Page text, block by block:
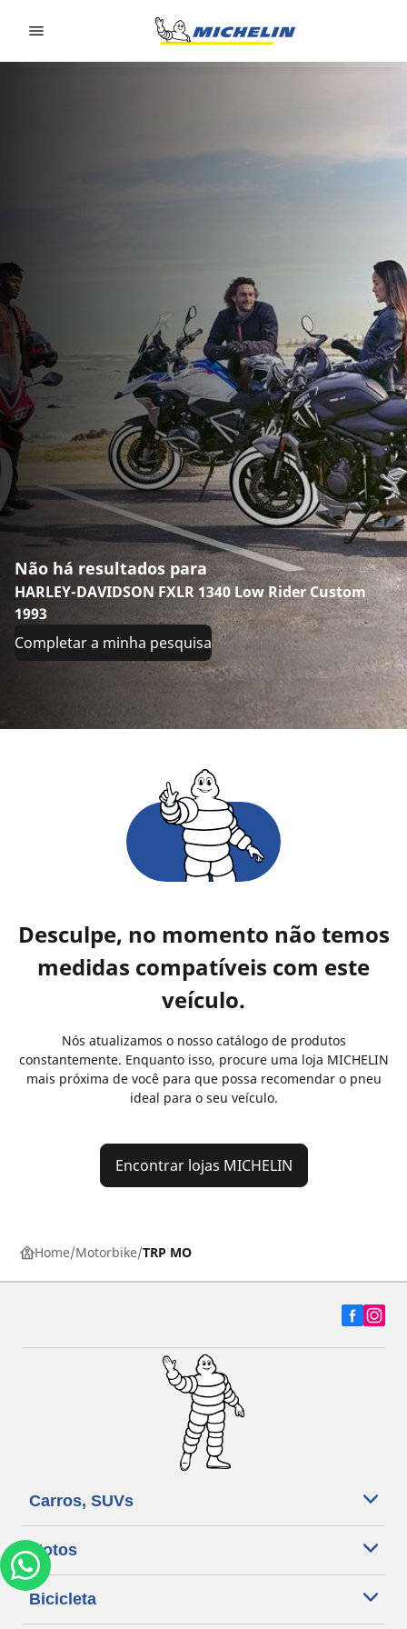
Não há resultados para
HARLEY-DAVIDSON FXLR 1340 Low Rider Custom
1993
Completar a minha pesquisa
Desculpe, no momento não temos
medidas compatíveis com este
veículo.
Nós atualizamos o nosso catálogo de produtos
constantemente. Enquanto isso, procure uma loja MICHELIN
mais próxima de você para que possa recomendar o pneu
ideal para o seu veículo.
Encontrar lojas MICHELIN
Home Motorbike TRP MO
Carros, SUVs
Motos
Bicicleta